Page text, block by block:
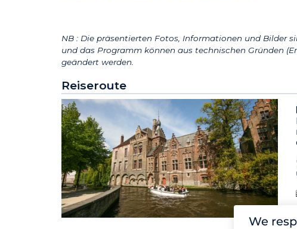
NB : Die präsentierten Fotos, Informationen und Bilder
und das Programm können aus technischen Gründen
geändert werden.
Reiseroute
We